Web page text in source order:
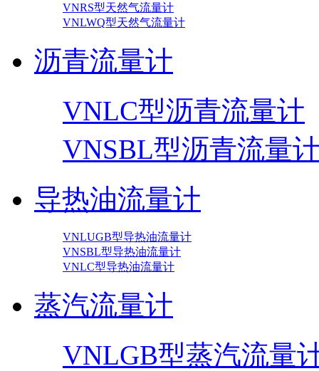
VNRS型天然气流量计
VNLWQ型天然气流量计
沥青流量计
VNLC型沥青流量计
VNSBL型沥青流量
导热油流量计
VNLUGB型导热油流量计
VNSBL型导热油流量计
VNLC型导热油流量计
蒸汽流量计
VNLGB型蒸汽流量